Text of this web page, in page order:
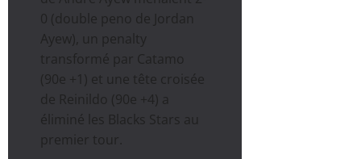
0 (double peno de Jordan
Ayew), un penalty
transformé par Catamo
(90e +1) et une tête croisée
de Reinildo (90e +4) a
éliminé les Blacks Stars au
premier tour.